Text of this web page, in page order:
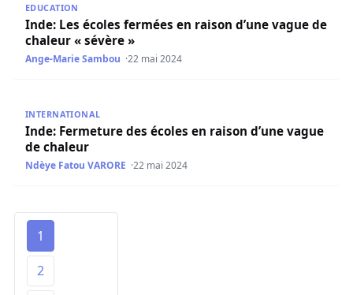
EDUCATION
Inde: Les écoles fermées en raison d’une vague de
chaleur « sévère »
Ange-Marie Sambou 22 mai 2024
INTERNATIONAL
Inde: Fermeture des écoles en raison d’une vague
de chaleur
Ndèye Fatou VARORE 22 mai 2024
1
2